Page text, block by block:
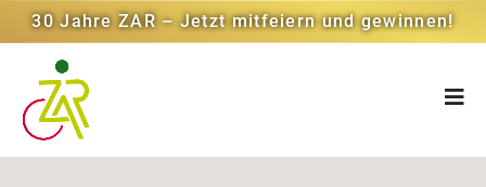
30 Jahre ZAR – Jetzt mitfeiern und gewinnen!